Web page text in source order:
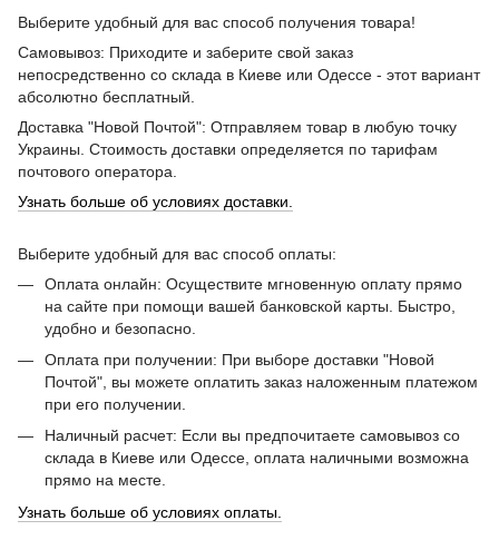
Выберите удобный для вас способ получения товара!
Самовывоз: Приходите и заберите свой заказ
непосредственно со склада в Киеве или Одессе - этот вариант
абсолютно бесплатный.
Доставка "Новой Почтой": Отправляем товар в любую точку
Украины. Стоимость доставки определяется по тарифам
почтового оператора.
Узнать больше об условиях доставки.
Выберите удобный для вас способ оплаты:
Оплата онлайн: Осуществите мгновенную оплату прямо
на сайте при помощи вашей банковской карты. Быстро,
удобно и безопасно.
Оплата при получении: При выборе доставки "Новой
Почтой", вы можете оплатить заказ наложенным платежом
при его получении.
Наличный расчет: Если вы предпочитаете самовывоз со
склада в Киеве или Одессе, оплата наличными возможна
прямо на месте.
Узнать больше об условиях оплаты.